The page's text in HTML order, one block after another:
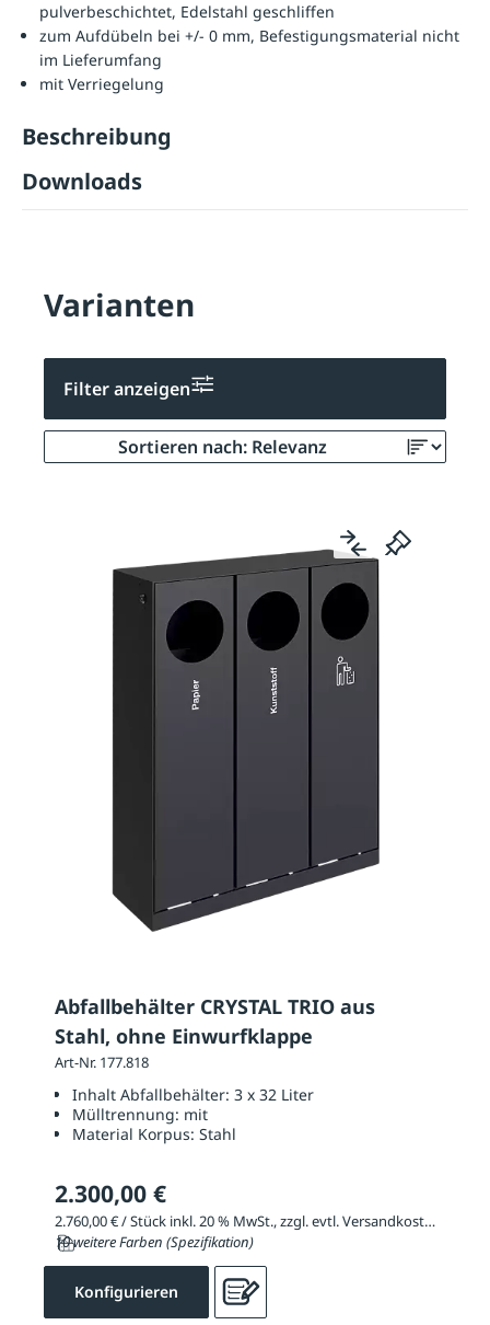
pulverbeschichtet, Edelstahl geschliffen
zum Aufdübeln bei +/- 0 mm, Befestigungsmaterial nicht
im Lieferumfang
mit Verriegelung
Beschreibung
Downloads
Varianten
Filter anzeigen
Abfallbehälter CRYSTAL TRIO aus
Stahl, ohne Einwurfklappe
Art-Nr. 177.818
Inhalt Abfallbehälter: 3 x 32 Liter
Mülltrennung: mit
Material Korpus: Stahl
2.300,00 €
2.760,00 € / Stück inkl. 20 % MwSt., zzgl. evtl. Versandkosten
10 weitere Farben (Spezifikation)
Konfigurieren